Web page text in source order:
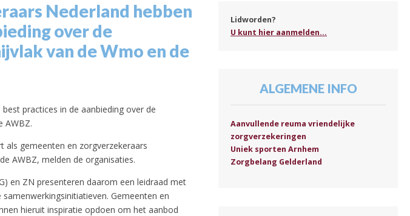
Nederland hebben
over de
van de Wmo en de
practices in de aanbieding over de
AWBZ.
als gemeenten en zorgverzekeraars
AWBZ, melden de organisaties.
en ZN presenteren daarom een leidraad met
Gemeenten en
hieruit inspiratie opdoen om het aanbod
Lidworden?
U kunt hier aanmelden...
ALGEMENE INFO
Aanvullende reuma vriendelijke
zorgverzekeringen
Uniek sporten Arnhem
Zorgbelang Gelderland